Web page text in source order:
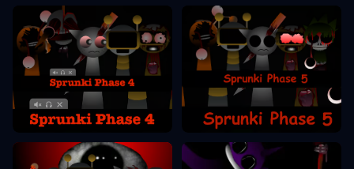
Sprunki Etapas 4 Sprunki Etapas 5